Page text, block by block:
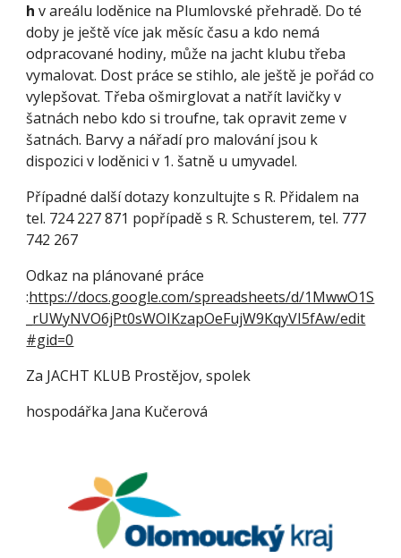
h v areálu loděnice na Plumlovské přehradě. Do té
doby je ještě více jak měsíc času a kdo nemá
odpracované hodiny, může na jacht klubu třeba
vymalovat. Dost práce se stihlo, ale ještě je pořád co
vylepšovat. Třeba ošmirglovat a natřít lavičky v
šatnách nebo kdo si troufne, tak opravit zeme v
šatnách. Barvy a nářadí pro malování jsou k
dispozici v loděnici v 1. šatně u umyvadel.
Případné další dotazy konzultujte s R. Přidalem na
tel. 724 227 871 popřípadě s R. Schusterem, tel. 777
742 267
Odkaz na plánované práce
:https://docs.google.com/spreadsheets/d/1MwwO1S
_rUWyNVO6jPt0sWOIKzapOeFujW9KqyVI5fAw/edit
#gid=0
Za JACHT KLUB Prostějov, spolek
hospodářka Jana Kučerová